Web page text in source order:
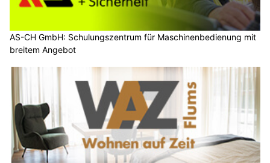
AS-CH GmbH: Schulungszentrum für Maschinenbedienung mit
breitem Angebot